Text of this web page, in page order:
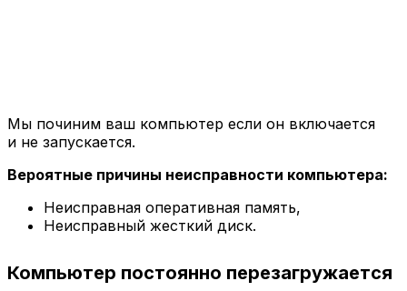
Мы починим ваш компьютер если он включается
и не запускается.
Вероятные причины неисправности компьютера:
Неисправная оперативная память,
Неисправный жесткий диск.
Компьютер постоянно перезагружается